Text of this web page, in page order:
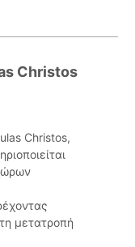
Christos
Christos,
μετατροπή